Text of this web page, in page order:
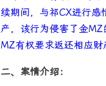
续期间，与祁CX进行感
产，该行为侵害了金
MZ有权要求返还相应财
二、案情介绍：